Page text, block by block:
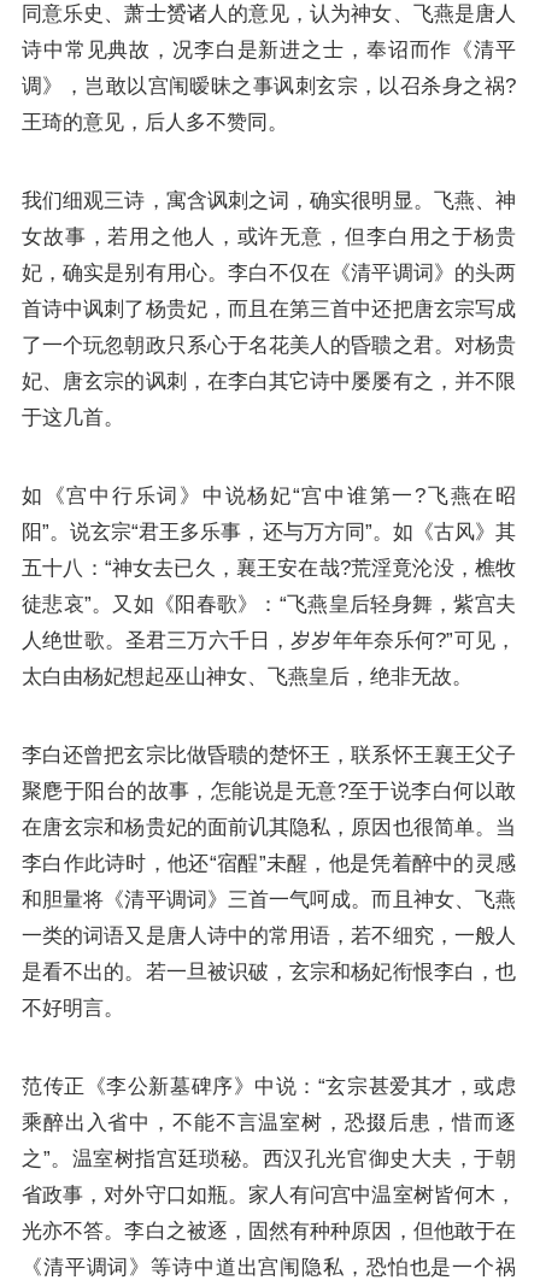
同意乐史、萧士赟诸人的意见，认为神女、飞燕是唐人
诗中常见典故，况李白是新进之士，奉诏而作《清平
调》，岂敢以宫闱暧昧之事讽刺玄宗，以召杀身之祸?
王琦的意见，后人多不赞同。
我们细观三诗，寓含讽刺之词，确实很明显。飞燕、神
女故事，若用之他人，或许无意，但李白用之于杨贵
妃，确实是别有用心。李白不仅在《清平调词》的头两
首诗中讽刺了杨贵妃，而且在第三首中还把唐玄宗写成
了一个玩忽朝政只系心于名花美人的昏聩之君。对杨贵
妃、唐玄宗的讽刺，在李白其它诗中屡屡有之，并不限
于这几首。
如《宫中行乐词》中说杨妃“宫中谁第一?飞燕在昭
阳”。说玄宗“君王多乐事，还与万方同”。如《古风》其
五十八：“神女去已久，襄王安在哉?荒淫竟沦没，樵牧
徒悲哀”。又如《阳春歌》：“飞燕皇后轻身舞，紫宫夫
人绝世歌。圣君三万六千日，岁岁年年奈乐何?”可见，
太白由杨妃想起巫山神女、飞燕皇后，绝非无故。
李白还曾把玄宗比做昏聩的楚怀王，联系怀王襄王父子
聚麀于阳台的故事，怎能说是无意?至于说李白何以敢
在唐玄宗和杨贵妃的面前讥其隐私，原因也很简单。当
李白作此诗时，他还“宿酲”未醒，他是凭着醉中的灵感
和胆量将《清平调词》三首一气呵成。而且神女、飞燕
一类的词语又是唐人诗中的常用语，若不细究，一般人
是看不出的。若一旦被识破，玄宗和杨妃衔恨李白，也
不好明言。
范传正《李公新墓碑序》中说：“玄宗甚爱其才，或虑
乘醉出入省中，不能不言温室树，恐掇后患，惜而逐
之”。温室树指宫廷琐秘。西汉孔光官御史大夫，于朝
省政事，对外守口如瓶。家人有问宫中温室树皆何木，
光亦不答。李白之被逐，固然有种种原因，但他敢于在
《清平调词》等诗中道出宫闱隐私，恐怕也是一个祸